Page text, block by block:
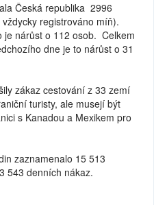
Česká republika 2996
registrováno míň).
je nárůst o 112 osob. Celkem
dne je to nárůst o 31
zákaz cestování z 33 zemí
turisty, ale musejí být
s Kanadou a Mexikem pro
zaznamenalo 15 513
543 denních nákaz.